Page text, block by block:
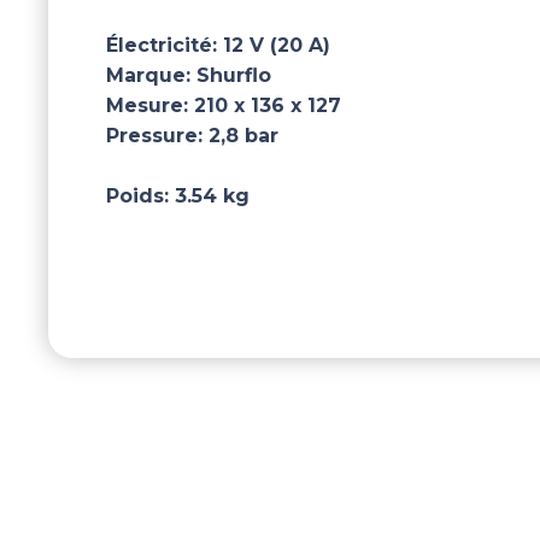
Électricité: 12 V (20 A)
Marque: Shurflo
Mesure: 210 x 136 x 127
Pressure: 2,8 bar
Poids: 3.54 kg